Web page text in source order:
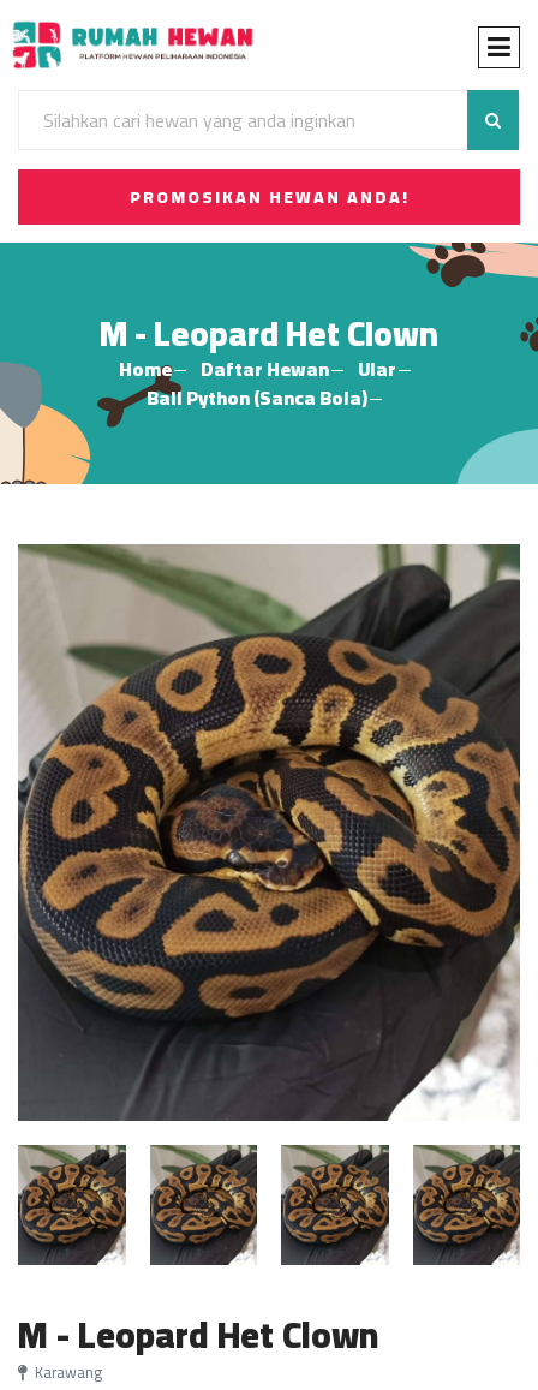
PROMOSIKAN HEWAN ANDA!
M - Leopard Het Clown
Home Daftar Hewan
Ular
Ball Python (Sanca Bola)
M - Leopard Het Clown
Karawang